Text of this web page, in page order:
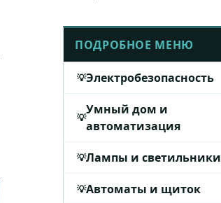
ПОДРОБНОЕ МЕНЮ
Электробезопасность
Умный дом и
автоматизация
Лампы и светильники
Автоматы и щиток